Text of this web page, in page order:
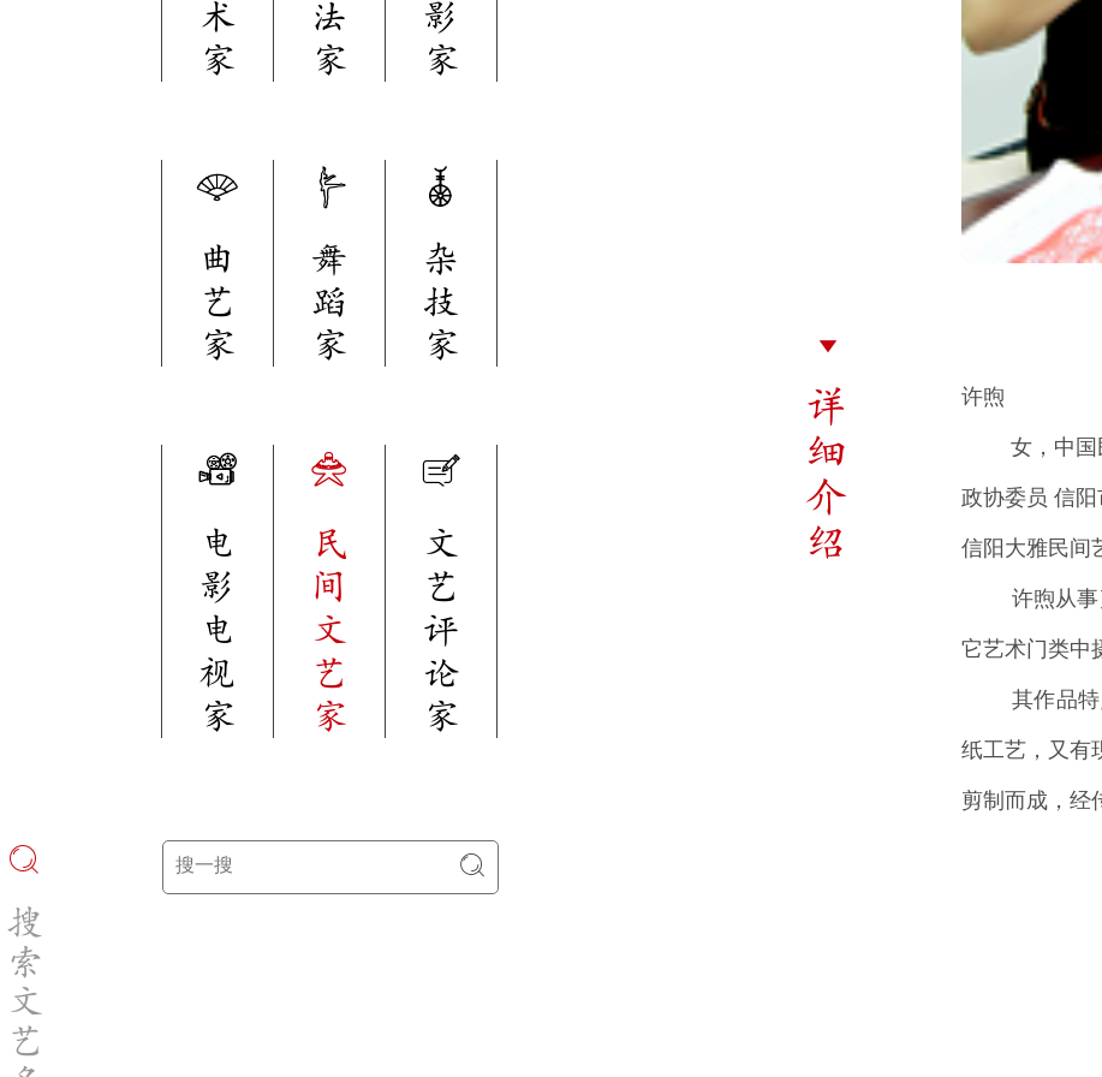
术
家
法
家
影
家
曲
艺
家
舞
蹈
家
杂
技
家
电
影
电
视
家
民
间
文
艺
家
文
艺
评
论
家
搜
索
文
艺
详
细
介
绍
许煦
女，中
政协委员 信
信阳大雅民
许煦从事剪
它艺术门类中
其作品特点
纸工艺，又有
剪制而成，经